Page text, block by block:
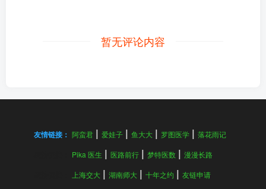
暂无评论内容
友情链接： 阿蛮君 爱娃子 鱼大大 罗图医学 落花雨记
Pika 医生 医路前行 梦特医数 漫漫长路
上海交大 湖南师大 十年之约 友链申请